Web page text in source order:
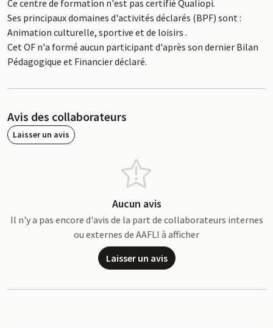
Ce centre de formation n'est pas certifié Qualiopi.
Ses principaux domaines d'activités déclarés (BPF) sont :
Animation culturelle, sportive et de loisirs .
Cet OF n'a formé aucun participant d'après son dernier Bilan
Pédagogique et Financier déclaré.
Avis des collaborateurs
Laisser un avis
Aucun avis
Il n'y a pas encore d'avis de la part de collaborateurs internes
ou externes de AAFLI à afficher
Laisser un avis